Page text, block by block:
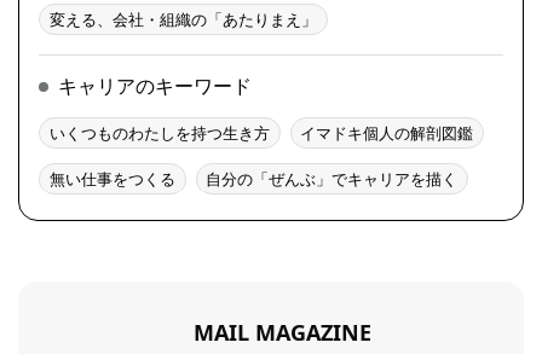
変える、会社・組織の「あたりまえ」
キャリアのキーワード
いくつものわたしを持つ生き方 イマドキ個人の解剖図鑑
無い仕事をつくる 自分の「ぜんぶ」でキャリアを描く
MAIL MAGAZINE